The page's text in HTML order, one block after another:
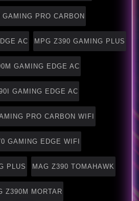
GAMING PRO CARBON
AC MPG Z390 GAMING PLUS
GAMING EDGE AC
GAMING EDGE AC
PRO CARBON WIFI
GAMING EDGE WIFI
PLUS MAG Z390 TOMAHAWK
Z390M MORTAR